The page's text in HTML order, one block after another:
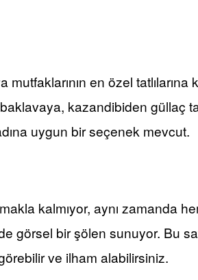
en özel
kazandibiden güllaç
uygun bir seçenek mevcut.
kalmıyor, aynı zamanda
görsel bir şölen sunuyor. Bu
ve ilham alabilirsiniz.